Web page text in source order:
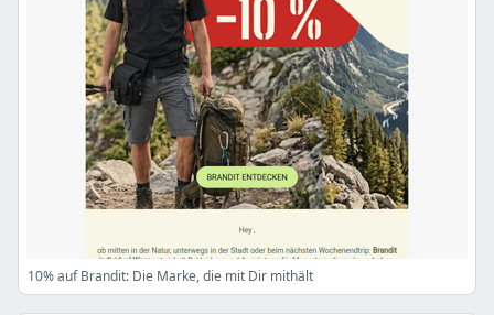
10% auf Brandit: Die Marke, die mit Dir mithält